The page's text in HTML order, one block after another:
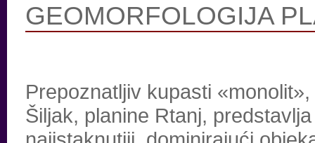
GEOMORFOLOGIJA
Prepoznatljiv kupasti
Šiljak, planine Rtanj, predstavlja